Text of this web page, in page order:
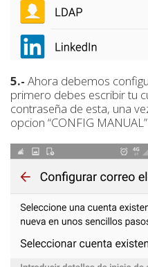
5.- Ahora debemos
primero debes escribir tu
contraseña de esta, una
opcion “CONFIG